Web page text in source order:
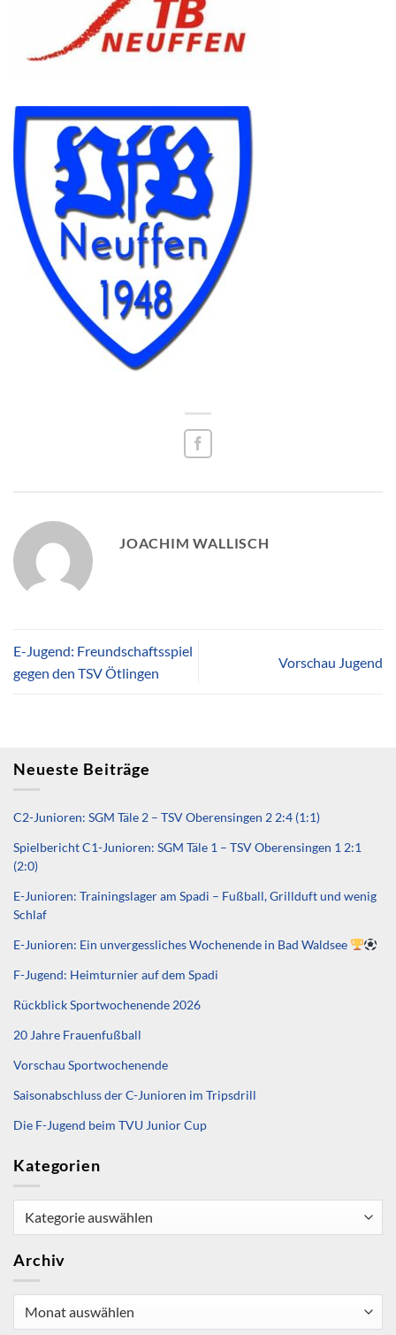
JOACHIM WALLISCH
E-Jugend: Freundschaftsspiel
gegen den TSV Ötlingen
Vorschau Jugend
Neueste Beiträge
C2-Junioren: SGM Täle 2 – TSV Oberensingen 2 2:4 (1:1)
Spielbericht C1-Junioren: SGM Täle 1 – TSV Oberensingen 1 2:1
(2:0)
E-Junioren: Trainingslager am Spadi – Fußball, Grillduft und wenig
Schlaf
E-Junioren: Ein unvergessliches Wochenende in Bad Waldsee
F-Jugend: Heimturnier auf dem Spadi
Rückblick Sportwochenende 2026
20 Jahre Frauenfußball
Vorschau Sportwochenende
Saisonabschluss der C-Junioren im Tripsdrill
Die F-Jugend beim TVU Junior Cup
Kategorien
Archiv